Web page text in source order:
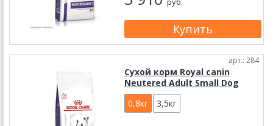
арт.: 284
Сухой корм Royal canin
Neutered Adult Small Dog
0,8кг
3,5кг